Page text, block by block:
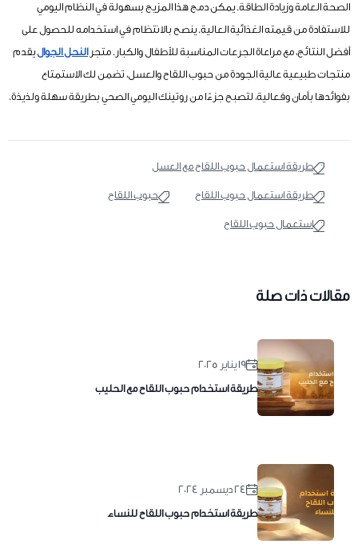
الصحة العامة وزيادة الطاقة. يمكن دمج هذا المزيج بسهولة في النظام اليومي
للاستفادة من قيمته الغذائية العالية. ينصح بالانتظام في استخدامه للحصول على
أفضل النتائج، مع مراعاة الجرعات المناسبة للأطفال والكبار. متجرالنحل الجواليقدم
منتجات طبيعية عالية الجودة من حبوب اللقاح والعسل، تضمن لك الاستمتاع
بفوائدها بأمان وفعالية، لتصبح جزءًا من روتينك اليومي الصحي بطريقة سهلة ولذيذة.
طريقة استعمال حبوب اللقاح مع العسل
طريقة استعمال حبوب اللقاح حبوب اللقاح
استعمال حبوب اللقاح
مقالات ذات صلة
١٩ يناير ٢٠٢٥
طريقة استخدام حبوب اللقاح مع الحليب
٢٤ ديسمبر ٢٠٢٤
طريقة استخدام حبوب اللقاح للنساء